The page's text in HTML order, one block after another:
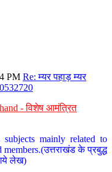
PM Re: म्यर पहाड़ म्यर
- विशेष आमंत्रित
mainly related to
के प्रबुद्ध
गये लेख)